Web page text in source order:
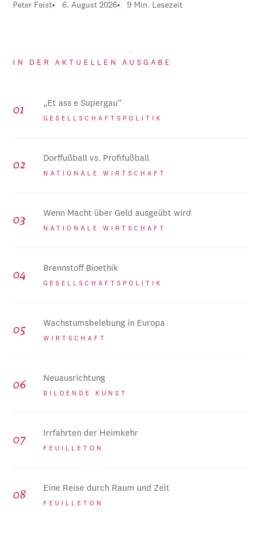
Peter Feist 6. August 2026 9 Min. Lesezeit
IN DER AKTUELLEN AUSGABE
„Et ass e Supergau“
GESELLSCHAFTSPOLITIK
Dorffußball vs. Profifußball
NATIONALE WIRTSCHAFT
Wenn Macht über Geld ausgeübt wird
NATIONALE WIRTSCHAFT
Brennstoff Bioethik
GESELLSCHAFTSPOLITIK
Wachstumsbelebung in Europa
WIRTSCHAFT
Neuausrichtung
BILDENDE KUNST
Irrfahrten der Heimkehr
FEUILLETON
Eine Reise durch Raum und Zeit
FEUILLETON